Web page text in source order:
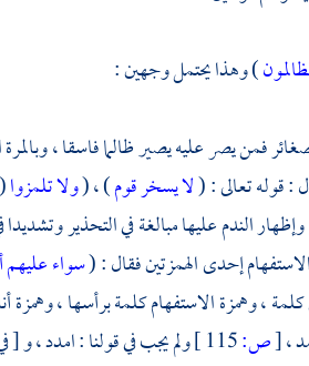
) وهذا يحتمل وجهين :
فمن يصر عليه يصير ظالما فاسقا ،
: قوله تعالى : (لا يسخر قوم) ، (ولا تلمزوا
الندم عليها مبالغة في التحذير
إحدى الهمزتين فقال : (سواء عليهم
، وهمزة الاستفهام كلمة برأسها ، وهمزة
،[ص: ولم يجب في قولنا : امدد ، و